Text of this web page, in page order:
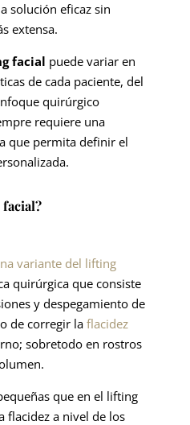
solución eficaz sin
extensa.
facial puede variar en
de cada paciente, del
quirúrgico
requiere una
que permita definir el
variante del lifting
quirúrgica que consiste
y despegamiento de
de corregir la flacidez
sobretodo en rostros
que en el lifting
flacidez a nivel de los